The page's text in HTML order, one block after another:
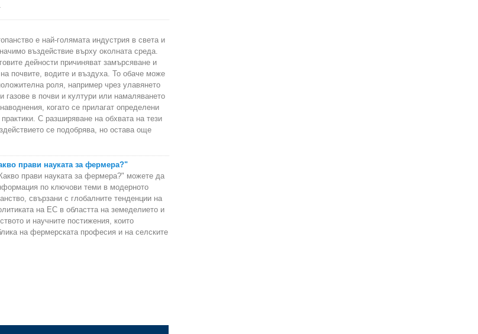
е най-голямата индустрия в света и
въздействие върху околната среда.
дейности причиняват замърсяване и
почвите, водите и въздуха. То обаче може
роля, например чрез улавянето
газове в почви и култури или намаляването
когато се прилагат определени
С разширяване на обхвата на тези
се подобрява, но остава още
прави науката за фермера?"
прави науката за фермера?" можете да
по ключови теми в модерното
свързани с глобалните тенденции на
на ЕС в областта на земеделието и
и научните постижения, които
на фермерската професия и на селските